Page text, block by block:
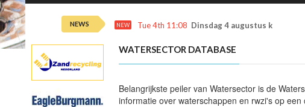
NEWS NEW Tue 4th 11:08 Dinsdag 4 augustus kans op
WATERSECTOR DATABASE
Belangrijkste peiler van Watersector is de
informatie over waterschappen en rwzi's op een